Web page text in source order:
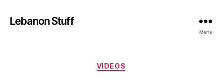
Lebanon Stuff
Menu
Categories
VIDEOS